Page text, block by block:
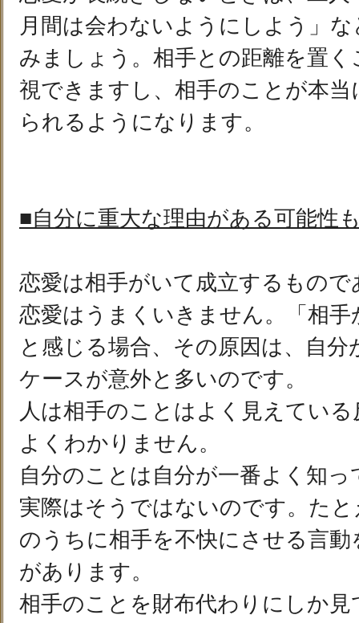
月間は会わないようにしよう」
みましょう。相手との距離を置
視できますし、相手のことが本
られるようになります。
■自分に重大な理由がある可能性
恋愛は相手がいて成立するもの
恋愛はうまくいきません。「相
と感じる場合、その原因は、自
ケースが意外と多いのです。
人は相手のことはよく見えてい
よくわかりません。
自分のことは自分が一番よく知
実際はそうではないのです。た
のうちに相手を不快にさせる言
があります。
相手のことを財布代わりにしか